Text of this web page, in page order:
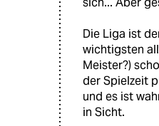
Die Liga ist
wichtigsten
Meister?)
der Spielzeit
und es ist
in Sicht.